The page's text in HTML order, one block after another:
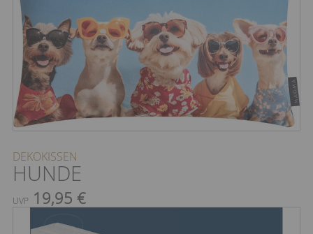
DEKOKISSEN
HUNDE
UVP 19,95 €